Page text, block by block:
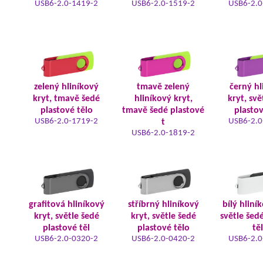
USB6-2.0-1419-2 USB6-2.0-1519-2 USB6-
zelený hliníkový
kryt, tmavě šedé
plastové tělo
USB6-2.0-1719-2
tmavě zelený
hliníkový kryt,
tmavě šedé plastové
t
USB6-2.0-1819-2
černý
kryt,
USB6-
grafitová hliníkový
kryt, světle šedé
plastové těl
USB6-2.0-0320-2
stříbrný hliníkový
kryt, světle šedé
plastové tělo
USB6-2.0-0420-2
bílý
světle
USB6-